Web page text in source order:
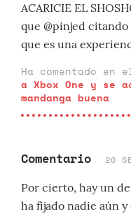
ACARICIE EL
que @pinjed
que es una
Ha comentado en
a Xbox One y se
mandanga buena
Comentario 20
Por cierto, hay un
ha fijado nadie aún